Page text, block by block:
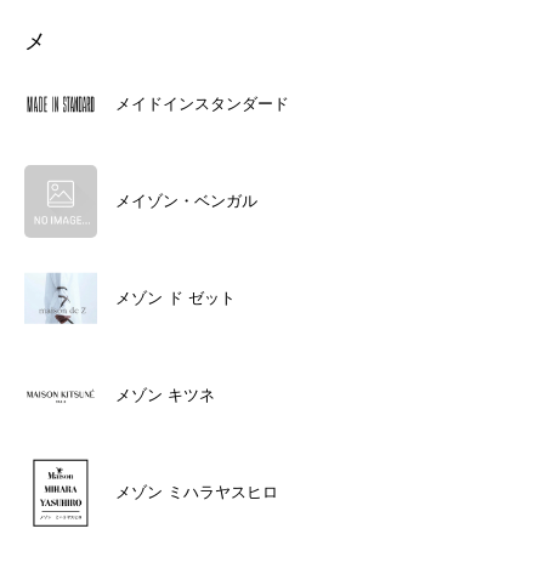
メ
メイドインスタンダード
メイゾン・ベンガル
メゾン ド ゼット
メゾン キツネ
メゾン ミハラヤスヒロ